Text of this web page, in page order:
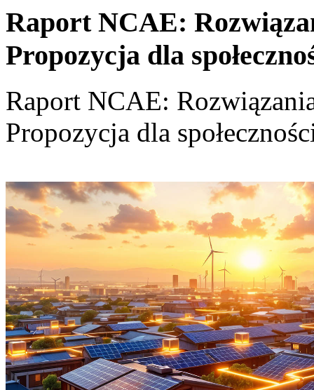
Raport NCAE:
Propozycja dla
Raport NCAE:
Propozycja dla